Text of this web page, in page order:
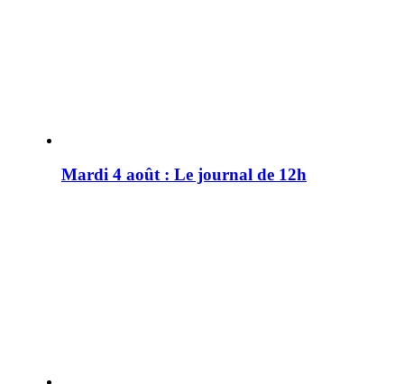
Mardi 4 août : Le journal de 12h